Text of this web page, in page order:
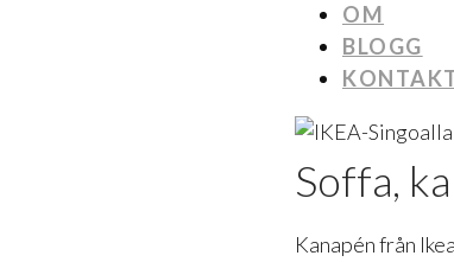
OM
BLOGG
Soffa,
Kanapén från